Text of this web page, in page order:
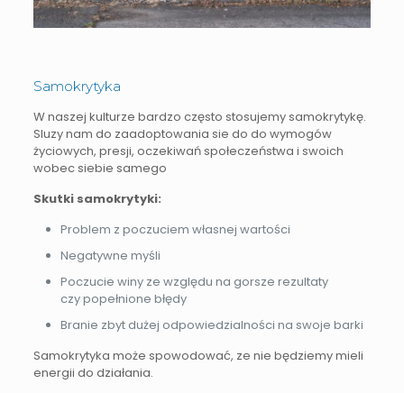
Samokrytyka
W naszej kulturze bardzo często stosujemy samokrytykę.
Sluzy nam do zaadoptowania sie do do wymogów
życiowych, presji, oczekiwań społeczeństwa i swoich
wobec siebie samego
Skutki samokrytyki:
Problem z poczuciem własnej wartości
Negatywne myśli
Poczucie winy ze względu na gorsze rezultaty
czy popełnione błędy
Branie zbyt dużej odpowiedzialności na swoje barki
Samokrytyka może spowodować, ze nie będziemy mieli
energii do działania.